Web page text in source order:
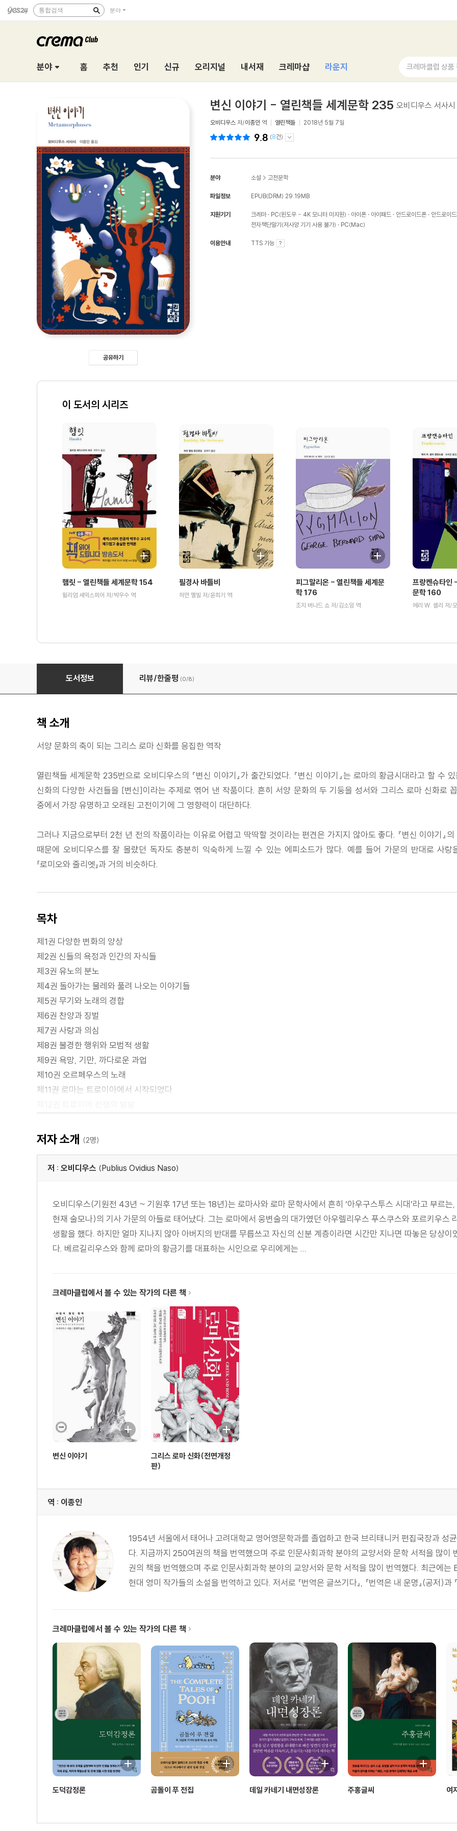
통합검색 분야
분야 홈 추천 인기 신규 오리지널 내서재 크레마샵 라운지 크레마클럽 상품
공유하기
변신 이야기 - 열린책들 세계문학 235 오비디우스 서사시
오비디우스 저/이종인 역 열린책들 2018년 5월 7일
9.8 (8건)
분야 소설 > 고전문학
파일정보 EPUB(DRM) 29.19MB
지원기기 크레마 PC(윈도우 - 4K 모니터 미지원) 아이폰 아이패드 안드로이드폰
안드로이
전자책단말기(저사양 기기 사용 불가)
PC(Mac)
이용안내 TTS 가능
이 도서의 시리즈
햄릿 - 열린책들 세계문학 154
윌리엄 셰익스피어 저/박우수 역
필경사 바틀비
허먼 멜빌 저/윤희기 역
피그말리온 - 열린책들 세계문
학 176
조지 버나드 쇼 저/김소임 역
프랑켄슈타인
문학 160
메리 W. 셸리 저/
변신 이야기 - 열린책들 세계문학 235
도서정보 리뷰/한줄평 (0/8)
책 소개
서양 문화의 축이 되는 그리스 로마 신화를 응집한 역작
열린책들 세계문학 235번으로 오비디우스의 『변신 이야기』가 출간되었다. 『변신 이야기』는 로마의 황금시대라고 할 수
신화의 다양한 사건들을 [변신]이라는 주제로 엮어 낸 작품이다. 흔히 서양 문화의 두 기둥을 성서와 그리스 로마 신화로
중에서 가장 유명하고 오래된 고전이기에 그 영향력이 대단하다.
그러나 지금으로부터 2천 년 전의 작품이라는 이유로 어렵고 딱딱할 것이라는 편견은 가지지 않아도 좋다. 『변신 이야기
때문에 오비디우스를 잘 몰랐던 독자도 충분히 익숙하게 느낄 수 있는 에피소드가 많다. 예를 들어 가문의 반대로 사
「로미오와 줄리엣」과 거의 비슷하다.
목차
제1권 다양한 변화의 양상
제2권 신들의 욕정과 인간의 자식들
제3권 유노의 분노
제4권 돌아가는 물레와 풀려 나오는 이야기들
제5권 무기와 노래의 경합
제6권 찬양과 징벌
제7권 사랑과 의심
제8권 불경한 행위와 모범적 생활
제9권 욕망, 기만, 까다로운 과업
제10권 오르페우스의 노래
제11권 로마는 트로이아에서 시작되었다
제14권 아이네아스의 방랑
제15권 예언의 행위와 예견의 꿈
역자 해설 두 세계의 시인
저자 소개 (2명)
저 : 오비디우스 (Publius Ovidius Naso)
오비디우스(기원전 43년 ~ 기원후 17년 또는 18년)는 로마사와 로마 문학사에서 흔히 ‘아우구스투스 시대’라고 부르
현재 술모나)의 기사 가문의 아들로 태어났다. 그는 로마에서 웅변술의 대가였던 아우렐리우스 푸스쿠스와 포르키우스
생활을 했다. 하지만 얼마 지나지 않아 아버지의 반대를 무릅쓰고 자신의 신분 계층이라면 시간만 지나면 따놓은 당상
다. 베르길리우스와 함께 로마의 황금기를 대표하는 시인으로 우리에게는 ...
크레마클럽에서 볼 수 있는 작가의 다른 책
변신 이야기
그리스 로마 신화(전면개정
판)
역 : 이종인
1954년 서울에서 태어나 고려대학교 영어영문학과를 졸업하고 한국 브리태니커 편집국장과 성
다. 지금까지 250여권의 책을 번역했으며 주로 인문사회과학 분야의 교양서와 문학 서적을 많
권의 책을 번역했으며 주로 인문사회과학 분야의 교양서와 문학 서적을 많이 번역했다. 최근에
현대 영미 작가들의 소설을 번역하고 있다. 저서로 『번역은 글쓰기다』, 『번역은 내 운명』(공저)과
크레마클럽에서 볼 수 있는 작가의 다른 책
도덕감정론 곰돌이 푸 전집 데일 카네기 내면성장론 주홍글씨 여